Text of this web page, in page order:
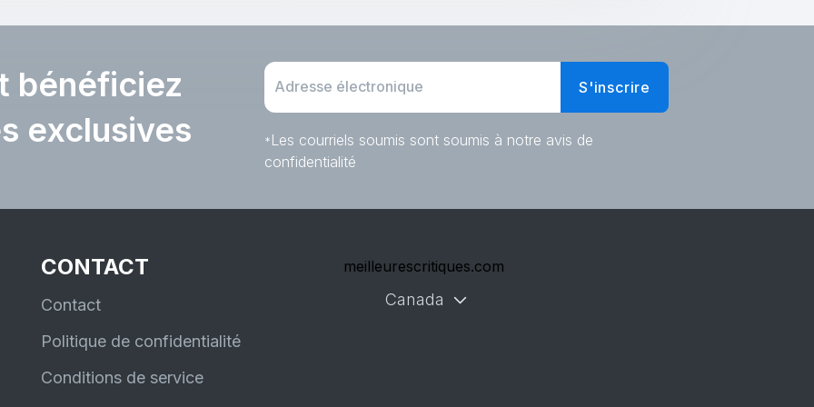
bénéficiez
exclusives
S'inscrire
* Les courriels soumis sont soumis à notre avis de
confidentialité
CONTACT
Contact
Politique de confidentialité
Conditions de service
meilleurescritiques.com
Canada